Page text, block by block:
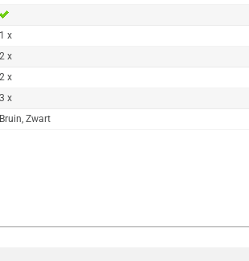
1 x
2 x
2 x
3 x
Bruin, Zwart